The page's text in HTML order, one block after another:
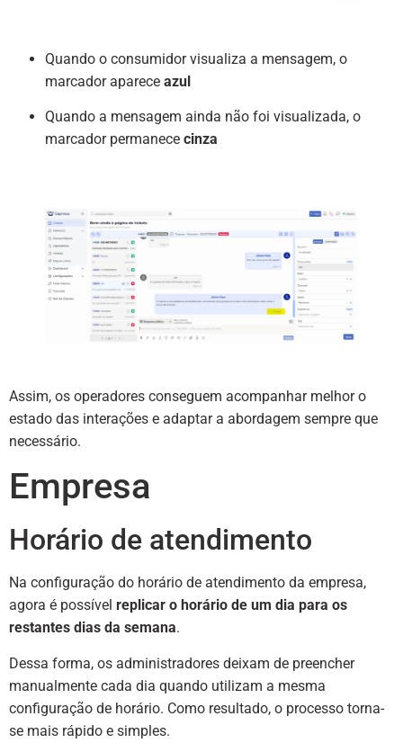
Quando o consumidor visualiza a mensagem, o
marcador aparece azul
Quando a mensagem ainda não foi visualizada, o
marcador permanece cinza
Assim, os operadores conseguem acompanhar melhor o
estado das interações e adaptar a abordagem sempre que
necessário.
Empresa
Horário de atendimento
Na configuração do horário de atendimento da empresa,
agora é possível replicar o horário de um dia para os
restantes dias da semana.
Dessa forma, os administradores deixam de preencher
manualmente cada dia quando utilizam a mesma
configuração de horário. Como resultado, o processo torna-
se mais rápido e simples.